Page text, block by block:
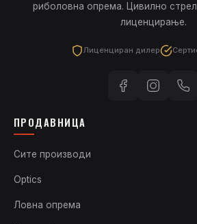
риболовна опрема. Цивилно
лиценцирање.
Лиценциран дилер
ПРОДАВНИЦА
Сите производи
Optics
Ловна опрема